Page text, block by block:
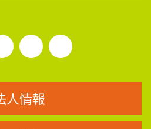
人情報